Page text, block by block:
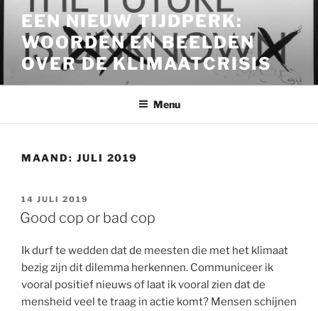
inhoud
EEN NIEUW TIJDPERK:
WOORDEN EN BEELDEN
OVER DE KLIMAATCRISIS
Menu
MAAND: JULI 2019
GEPLAATST
OP
14 JULI 2019
Good cop or bad cop
Ik durf te wedden dat de meesten die met het klimaat
bezig zijn dit dilemma herkennen. Communiceer ik
vooral positief nieuws of laat ik vooral zien dat de
mensheid veel te traag in actie komt? Mensen schijnen